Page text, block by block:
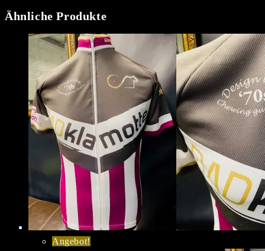
Ähnliche Produkte
Angebot!